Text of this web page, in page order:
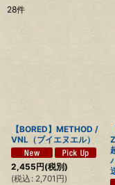
28件
【BORED】METHOD /
VNL（ブイエヌエル）
2,455円(税別)
(税込 : 2,701 円)